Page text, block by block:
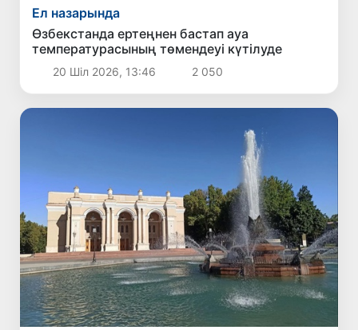
Ел назарында
Өзбекстанда ертеңнен бастап ауа
температурасының төмендеуі күтілуде
20 Шіл 2026, 13:46 2 050